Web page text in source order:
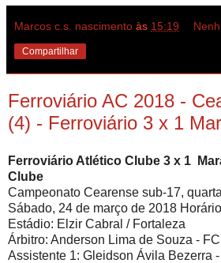
Marcos c.s. nascimento às 15:19
Compartilhar
Ferroviário AC 2018 -
(4) - Ferroviário 3 x 1
Ferroviário Atlético Clube 3 x 1
Clube
Campeonato Cearense sub-17,
Sábado, 24 de março de 2018
Estádio: Elzir Cabral / Fortaleza
Árbitro: Anderson Lima de Souza -
Assistente 1: Gleidson Ávila Bezerra